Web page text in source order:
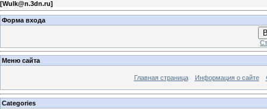
[Wulk@n.3dn.ru]
Форма входа
Меню сайта
Главная страница Информация о сайте
Categories